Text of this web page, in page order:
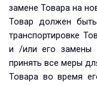
замене Товара на
Товар должен
транспортировке
и /или его замены
принять все меры
Товара во время